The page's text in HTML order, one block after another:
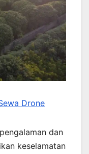
Drone
dan
keselamatan